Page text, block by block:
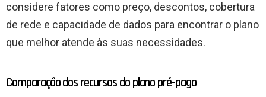
considere fatores como preço, descontos, cobertura
de rede e capacidade de dados para encontrar o plano
que melhor atende às suas necessidades.
Comparação dos recursos do plano pré-pago